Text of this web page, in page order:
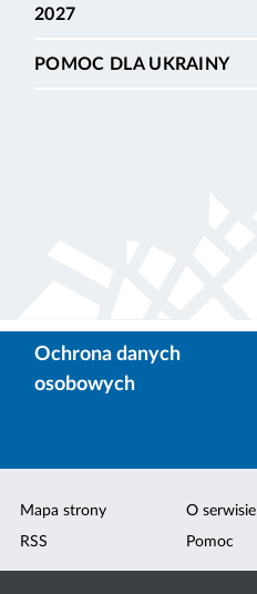
2027
POMOC DLA UKRAINY
Ochrona danych
osobowych
Mapa strony
RSS
O serwisie
Pomoc